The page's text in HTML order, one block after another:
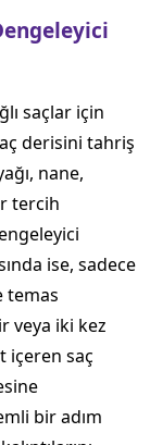
saçlar için
derisini tahriş
nane,
tercih
ise, sadece
temas
veya iki kez
içeren saç
bir adım